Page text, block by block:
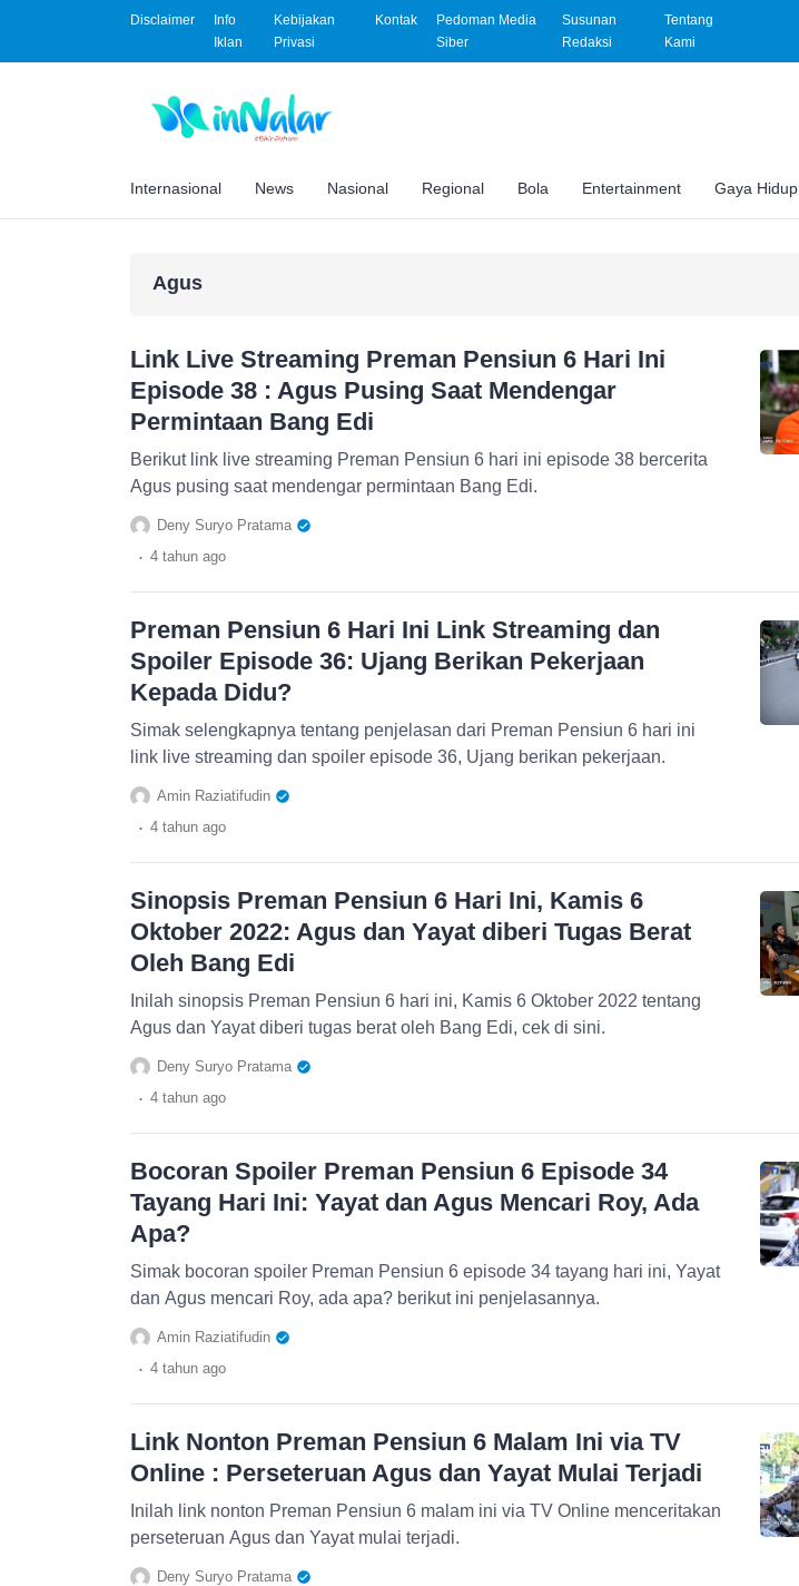
Disclaimer
Info
Iklan
Kebijakan
Privasi
Kontak
Pedoman Media
Siber
Susunan
Redaksi
Tentang
Kami
Internasional News Nasional Regional Bola Entertainment Gaya Hidup
Agus
Link Live Streaming Preman Pensiun 6 Hari Ini
Episode 38 : Agus Pusing Saat Mendengar
Permintaan Bang Edi
Berikut link live streaming Preman Pensiun 6 hari ini episode 38 bercerita
Agus pusing saat mendengar permintaan Bang Edi.
Deny Suryo Pratama
. 4 tahun ago
Preman Pensiun 6 Hari Ini Link Streaming dan
Spoiler Episode 36: Ujang Berikan Pekerjaan
Kepada Didu?
Simak selengkapnya tentang penjelasan dari Preman Pensiun 6 hari ini
link live streaming dan spoiler episode 36, Ujang berikan pekerjaan.
Amin Raziatifudin
. 4 tahun ago
Sinopsis Preman Pensiun 6 Hari Ini, Kamis 6
Oktober 2022: Agus dan Yayat diberi Tugas Berat
Oleh Bang Edi
Inilah sinopsis Preman Pensiun 6 hari ini, Kamis 6 Oktober 2022 tentang
Agus dan Yayat diberi tugas berat oleh Bang Edi, cek di sini.
Deny Suryo Pratama
. 4 tahun ago
Bocoran Spoiler Preman Pensiun 6 Episode 34
Tayang Hari Ini: Yayat dan Agus Mencari Roy, Ada
Apa?
Simak bocoran spoiler Preman Pensiun 6 episode 34 tayang hari ini, Yayat
dan Agus mencari Roy, ada apa? berikut ini penjelasannya.
Amin Raziatifudin
. 4 tahun ago
Link Nonton Preman Pensiun 6 Malam Ini via TV
Online : Perseteruan Agus dan Yayat Mulai Terjadi
Inilah link nonton Preman Pensiun 6 malam ini via TV Online menceritakan
perseteruan Agus dan Yayat mulai terjadi.
Deny Suryo Pratama